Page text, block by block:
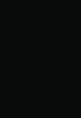
технологиях и